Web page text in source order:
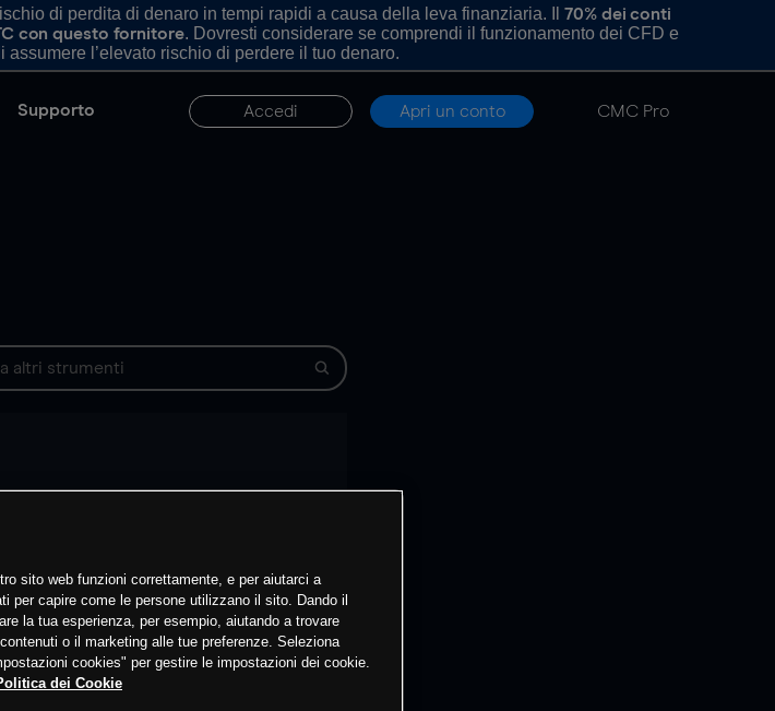
di perdita di denaro in tempi rapidi a causa della leva finanziaria. Il 70% dei conti
con questo fornitore. Dovresti considerare se comprendi il funzionamento dei CFD e
l’elevato rischio di perdere il tuo denaro.
Supporto Accedi Apri un conto CMC Pro
sito web funzioni correttamente, e per aiutarci a
per capire come le persone utilizzano il sito. Dando il
la tua esperienza, per esempio, aiutando a trovare
o il marketing alle tue preferenze. Seleziona
cookies" per gestire le impostazioni dei cookie.
dei Cookie